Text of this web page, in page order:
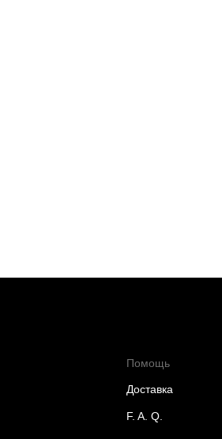
Помощь
Доставка
F. A. Q.